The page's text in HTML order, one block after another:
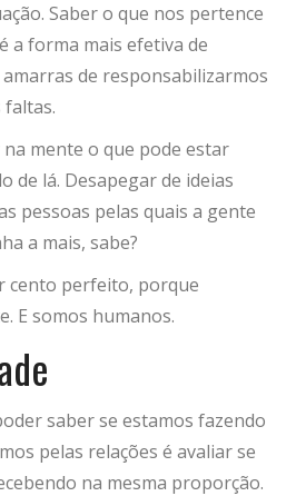
Saber o que nos pertence
a forma mais efetiva de
de responsabilizarmos
mente o que pode estar
de lá. Desapegar de ideias
pessoas pelas quais a gente
a mais, sabe?
cento perfeito, porque
E somos humanos.
saber se estamos fazendo
pelas relações é avaliar se
na mesma proporção.